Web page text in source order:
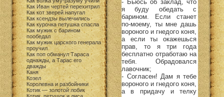
Как Иван чертей перехитрил
Как кот зверей напугал
Как ксендзы вылечились
Как курочка петушка спасла
Как мужик с барином
пообедал
Как мужик царского генерала
проучил
Как поп обманул Тараса
однажды, а Тарас его
дважды
Каня
Козел
Королевна и разбойники
Котик — золотой лобик
- Бьюсь об заклад, что
я буду обедать с
барином. Если станет
по-моему, ты мне дашь
вороного и гнедого коня,
а если ты окажешься
прав, то я три года
бесплатно отработаю на
тебя. Обрадовался
лавочник;
- Согласен! Дам я тебе
вороного и гнедого коня,
а в придачу и телку